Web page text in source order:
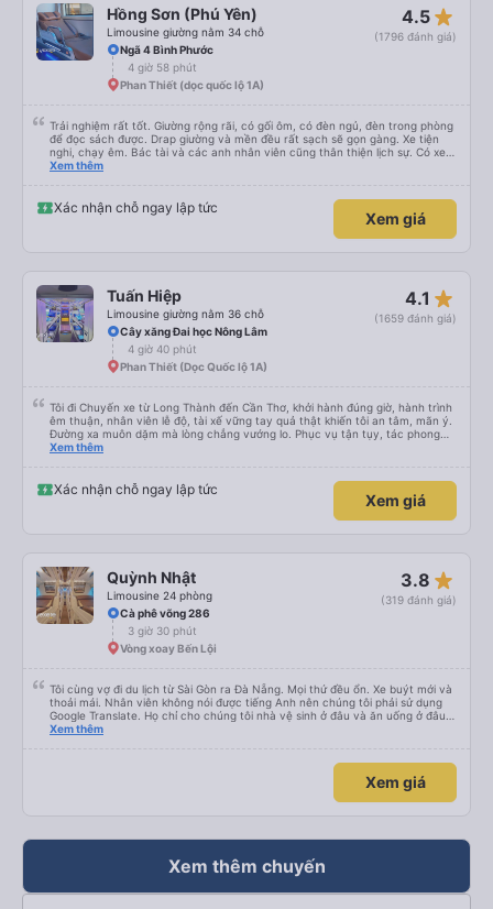
Hồng Sơn (Phú Yên)
Limousine giường nằm 34 chỗ
4.5 star_rate
(1796 đánh giá)
Ngã 4 Bình Phước
4 giờ 58 phút
Phan Thiết (dọc quốc lộ 1A)
Trải nghiệm rất tốt. Giường rộng rãi, có gối ôm, có đèn ngủ, đèn trong phòng
để đọc sách được. Drap giường và mền đều rất sạch sẽ gọn gàng. Xe tiện
nghi, chạy êm. Bác tài và các anh nhân viên cũng thân thiện lịch sự. Có xe
trung chuyển về nội thành thành phố tuy hoà rất tiện. Giá vé hợp lý. Nói
Xem thêm
Xác nhận chỗ ngay lập tức
Xem giá
Tuấn Hiệp
Limousine giường nằm 36 chỗ
4.1 star_rate
(1659 đánh giá)
Cây xăng Đai học Nông Lâm
4 giờ 40 phút
Phan Thiết (Dọc Quốc lộ 1A)
Tôi đi Chuyến xe từ Long Thành đến Cần Thơ, khởi hành đúng giờ, hành trình
êm thuận, nhân viên lễ độ, tài xế vững tay quả thật khiến tôi an tâm, mãn ý.
Đường xa muôn dặm mà lòng chẳng vướng lo. Phục vụ tận tụy, tác phong
nghiêm cẩn, hiếm thấy giữa thời buổi kim tiền vội vã. Xã hội loạn đạo. Xin gửi
Xem thêm
Xác nhận chỗ ngay lập tức
Xem giá
Quỳnh Nhật
Limousine 24 phòng
3.8 star_rate
(319 đánh giá)
Cà phê võng 286
3 giờ 30 phút
Vòng xoay Bến Lội
Tôi cùng vợ đi du lịch từ Sài Gòn ra Đà Nẵng. Mọi thứ đều ổn. Xe buýt mới và
thoải mái. Nhân viên không nói được tiếng Anh nên chúng tôi phải sử dụng
Google Translate. Họ chỉ cho chúng tôi nhà vệ sinh ở đâu và ăn uống ở đâu.
Xe buýt dừng 4 lần trong chuyến đi 16 giờ của chúng tôi. Chúng tôi đến sớm
nhưng chúng tôi không hiểu được tiếng Việt. Người quản lý trong khách sạn
Xem thêm
Xem giá
Xem thêm chuyến